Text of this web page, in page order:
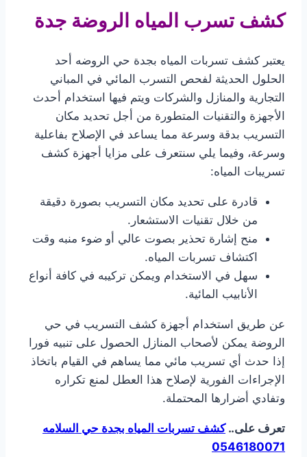
كشف تسرب المياه الروضة جدة
يعتبر كشف تسربات المياه بجدة حي الروضه أحد
الحلول الحديثة لفحص التسرب المائي في المباني
التجارية والمنازل والشركات ويتم فيها استخدام أحدث
الأجهزة والتقنيات المتطورة من أجل تحديد مكان
التسريب بدقة وسرعة مما يساعد في الإصلاح بفاعلية
وسرعة، وفيما يلي سنتعرف على مزايا أجهزة كشف
تسريبات المياه:
قادرة على تحديد مكان التسريب بصورة دقيقة
من خلال تقنيات الاستشعار.
منح إشارة تحذير بصوت عالي أو ضوء منبه وقت
اكتشاف تسربات المياه.
سهل في الاستخدام ويمكن تركيبه في كافة أنواع
الأنابيب المائية.
عن طريق استخدام أجهزة كشف التسريب في حي
الروضة يمكن لأصحاب المنازل الحصول على تنبيه فورا
إذا حدث أي تسريب مائي مما يساهم في القيام باتخاذ
الإجراءات الفورية لإصلاح هذا العطل لمنع تكراره
وتفادي أضرارها المحتملة.
تعرف على..كشف تسربات المياه بجدة حي السلامه
0546180071